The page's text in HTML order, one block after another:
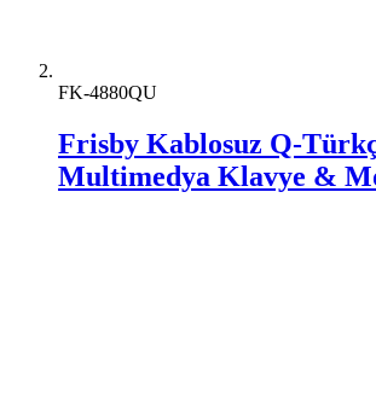
FK-4880QU
Frisby Kablosuz Q-
Multimedya Klavye &